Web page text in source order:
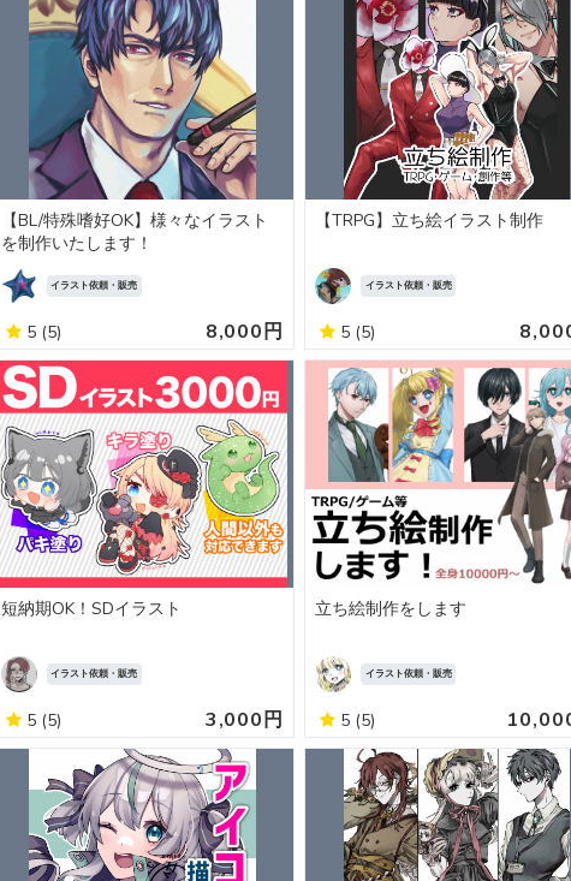
【BL/特殊嗜好OK】様々なイラスト
を制作いたします！
イラスト依頼・販売
5 (5) 8,000円
【TRPG】立ち絵イラスト制作
イラスト依頼・販売
5 (5)
短納期OK！SDイラスト
イラスト依頼・販売
5 (5) 3,000円
立ち絵制作をします
イラスト依頼・販売
5 (5)